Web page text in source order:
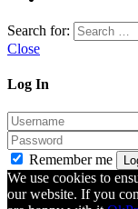
Search for:
Close
Log In
Remember me
We use cookies to
our website. If you